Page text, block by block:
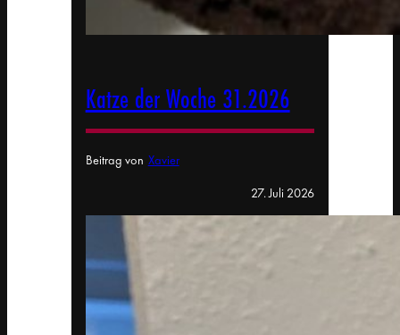
Katze der Woche 31.2026
Beitrag von Xavier
27. Juli 2026